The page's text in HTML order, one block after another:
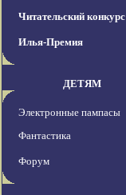
Читательский конкурс
Илья-Премия
ДЕТЯМ
Электронные пампасы
Фантастика
Форум